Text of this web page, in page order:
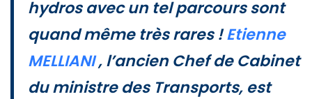
hydros avec un tel parcours sont
quand même très rares !Etienne
MELLIANI, l’ancien Chef de Cabinet
du ministre des Transports, est